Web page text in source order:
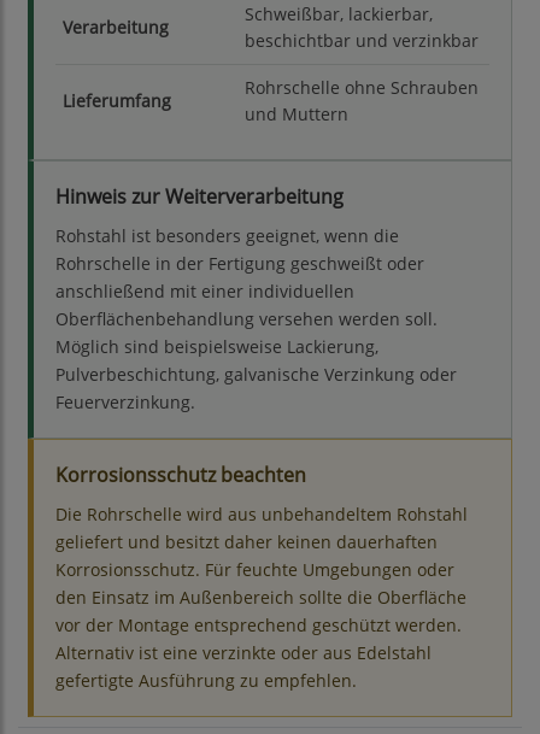
Verarbeitung
Schweißbar, lackierbar,
beschichtbar und verzinkbar
Lieferumfang
Rohrschelle ohne Schrauben
und Muttern
Hinweis zur Weiterverarbeitung
Rohstahl ist besonders geeignet, wenn die
Rohrschelle in der Fertigung geschweißt oder
anschließend mit einer individuellen
Oberflächenbehandlung versehen werden soll.
Möglich sind beispielsweise Lackierung,
Pulverbeschichtung, galvanische Verzinkung oder
Feuerverzinkung.
Korrosionsschutz beachten
Die Rohrschelle wird aus unbehandeltem Rohstahl
geliefert und besitzt daher keinen dauerhaften
Korrosionsschutz. Für feuchte Umgebungen oder
den Einsatz im Außenbereich sollte die Oberfläche
vor der Montage entsprechend geschützt werden.
Alternativ ist eine verzinkte oder aus Edelstahl
gefertigte Ausführung zu empfehlen.